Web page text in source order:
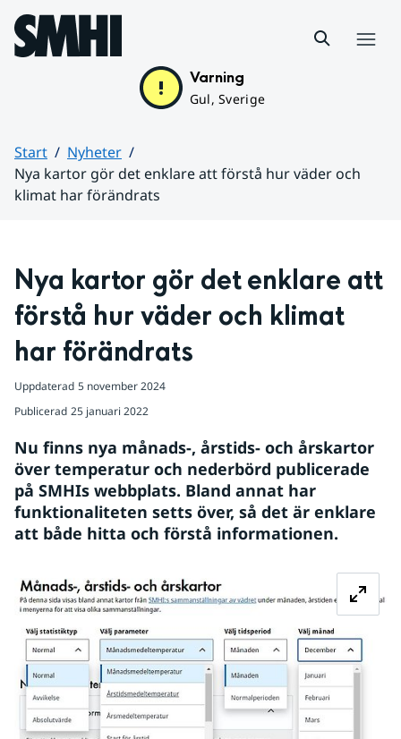
Hoppa till sidans innehåll
Varning
Gul, Sverige
Start
Nyheter
Nya kartor gör det enklare att förstå hur väder och
klimat har förändrats
Nya kartor gör det enklare att
förstå hur väder och klimat
har förändrats
Uppdaterad 5 november 2024
Publicerad 25 januari 2022
Nu finns nya månads-, årstids- och årskartor
över temperatur och nederbörd publicerade
på SMHIs webbplats. Bland annat har
funktionaliteten setts över, så det är enklare
att både hitta och förstå informationen.